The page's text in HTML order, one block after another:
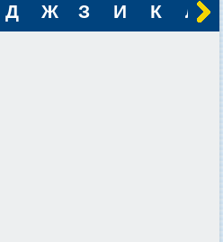
Д Ж З И К Л